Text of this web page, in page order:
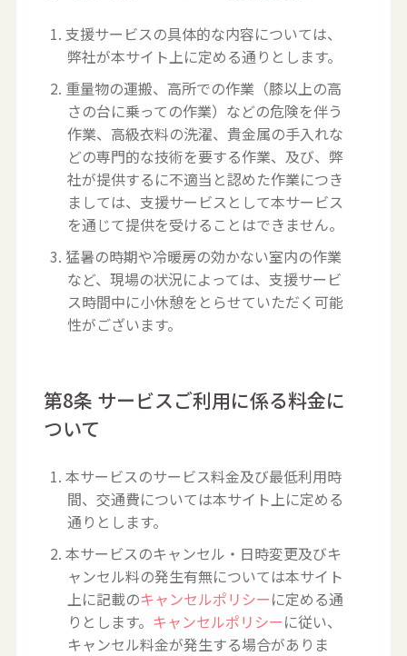
1. 支援サービスの具体的な内容については、
弊社が本サイト上に定める通りとします。
2. 重量物の運搬、高所での作業（膝以上の高
さの台に乗っての作業）などの危険を伴う
作業、高級衣料の洗濯、貴金属の手入れな
どの専門的な技術を要する作業、及び、弊
社が提供するに不適当と認めた作業につき
ましては、支援サービスとして本サービス
を通じて提供を受けることはできません。
3. 猛暑の時期や冷暖房の効かない室内の作業
など、現場の状況によっては、支援サービ
ス時間中に小休憩をとらせていただく可能
性がございます。
第8条 サービスご利用に係る料金に
ついて
1. 本サービスのサービス料金及び最低利用時
間、交通費については本サイト上に定める
通りとします。
2. 本サービスのキャンセル・日時変更及びキ
ャンセル料の発生有無については本サイト
上に記載のキャンセルポリシーに定める通
りとします。 キャンセルポリシーに従い、
キャンセル料金が発生する場合がありま